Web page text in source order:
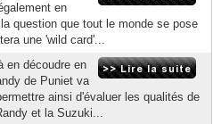
en
question que tout le monde se pose
une 'wild card'...
en découdre en
de Puniet va
ainsi d'évaluer les qualités de
et la Suzuki...